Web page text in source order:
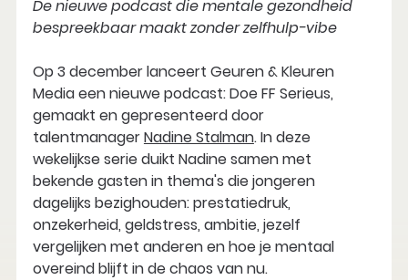
De nieuwe podcast die mentale gezondheid
bespreekbaar maakt zonder zelfhulp-vibe
Op 3 december lanceert Geuren & Kleuren
Media een nieuwe podcast: Doe FF Serieus,
gemaakt en gepresenteerd door
talentmanager Nadine Stalman. In deze
wekelijkse serie duikt Nadine samen met
bekende gasten in thema's die jongeren
dagelijks bezighouden: prestatiedruk,
onzekerheid, geldstress, ambitie, jezelf
vergelijken met anderen en hoe je mentaal
overeind blijft in de chaos van nu.